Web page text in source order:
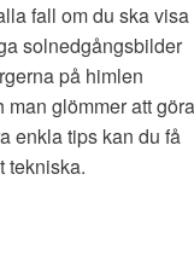
fall om du ska visa
solnedgångsbilder
på himlen
man glömmer att göra
enkla tips kan du få
tekniska.